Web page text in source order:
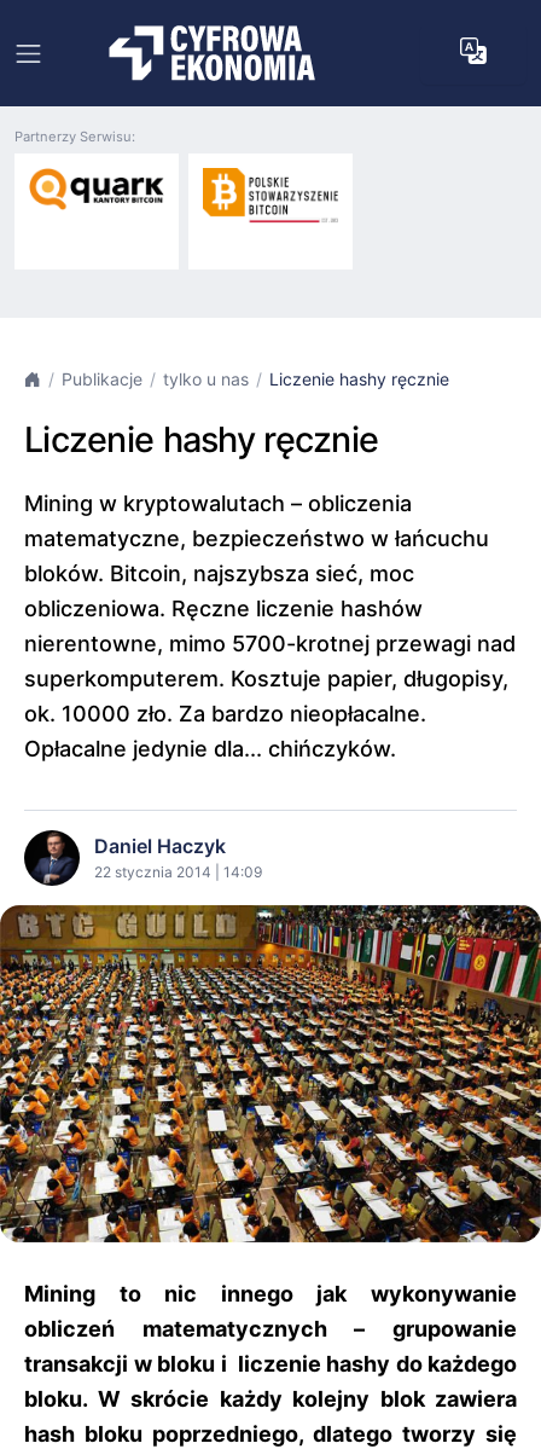
Partnerzy Serwisu:
Publikacje tylko u nas Liczenie hashy ręcznie
Liczenie hashy ręcznie
Mining w kryptowalutach – obliczenia
matematyczne, bezpieczeństwo w łańcuchu
bloków. Bitcoin, najszybsza sieć, moc
obliczeniowa. Ręczne liczenie hashów
nierentowne, mimo 5700-krotnej przewagi nad
superkomputerem. Kosztuje papier, długopisy,
ok. 10000 zło. Za bardzo nieopłacalne.
Opłacalne jedynie dla... chińczyków.
Daniel Haczyk
22 stycznia 2014 | 14:09
Mining to nic innego jak wykonywanie
obliczeń matematycznych – grupowanie
transakcji w bloku i liczenie hashy do każdego
bloku. W skrócie każdy kolejny blok zawiera
hash bloku poprzedniego, dlatego tworzy się